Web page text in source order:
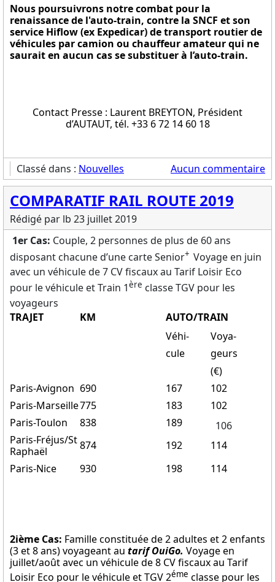
Nous poursuivrons notre combat pour la
renaissance de l'auto-train, contre la SNCF et son
service Hiflow (ex Expedicar) de transport routier de
véhicules par camion ou chauffeur amateur qui ne
saurait en aucun cas se substituer à l’auto-train.
Contact Presse : Laurent BREYTON, Président
d’AUTAUT, tél. +33 6 72 14 60 18
Classé dans : Nouvelles Aucun commentaire
COMPARATIF RAIL ROUTE 2019
Rédigé par lb 23 juillet 2019
1er Cas: Couple, 2 personnes de plus de 60 ans
disposant chacune d’une carte Senior+ Voyage en juin
avec un véhicule de 7 CV fiscaux au Tarif Loisir Eco
pour le véhicule et Train 1ère classe TGV pour les
voyageurs
TRAJET
KM
AUTO/TRAIN
Véhi-
cule
Voya-
geurs
(€)
Paris-Avignon 690 167
102
Paris-Marseille775 183
102
Paris-Toulon
838 189
106
Paris-Fréjus/St
Raphaël
874 192
114
Paris-Nice
930 198 114
2ième Cas: Famille constituée de 2 adultes et 2 enfants
(3 et 8 ans) voyageant au tarif OuiGo. Voyage en
juillet/août avec un véhicule de 8 CV fiscaux au Tarif
Loisir Eco pour le véhicule et TGV 2éme classe pour les